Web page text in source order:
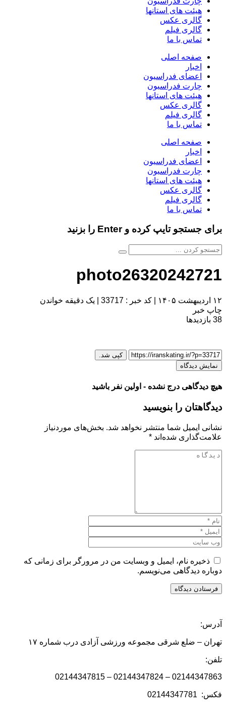
هیئت های استانها
گالری عکس
گالری فیلم
تماس با ما
صفحه اصلی
اخبار
اعضای فدراسیون
چارت فدراسیون
هیئت های استانها
گالری عکس
گالری فیلم
تماس با ما
صفحه اصلی
اخبار
اعضای فدراسیون
چارت فدراسیون
هیئت های استانها
گالری عکس
گالری فیلم
تماس با ما
برای جستجو تایپ کرده و Enter را بزنید
photo26320242721
۱۲ اردیبهشت ۱۴۰۵ کد خبر : 33717
یک دقیقه خواندن
چاپ خبر
38 بازدیدها
کپی شد.
نمایش دیدگاه
هیچ دیدگاهی درج نشده - اولین نفر باشید
دیدگاهتان را بنویسید
نشانی ایمیل شما منتشر نخواهد شد. بخش‌های موردنیاز
علامت‌گذاری شده‌اند *
ذخیره نام، ایمیل و وبسایت من در مرورگر برای زمانی که
دوباره دیدگاهی می‌نویسم.
آدرس:
تهران – ضلع شرقی مجموعه ورزشی آزادی درب شماره ۱۷
تلفن:
02144347863 – 02144347824 – 02144347815
فکس: 02144347781